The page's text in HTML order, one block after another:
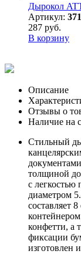
Дырокол
Артикул:
287 руб.
В корзину
Описание
Отзывы о
Наличие на
Стильный
толщиной
с легкостью
диаметром
составляет
конфетти, а
фиксации
изготовлен